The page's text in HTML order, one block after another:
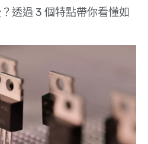
透過 3 個特點帶你看懂如